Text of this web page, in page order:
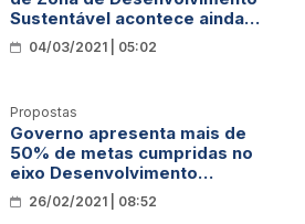
Sustentável acontece ainda
este ano em Rondônia
04/03/2021 | 05:02
Propostas
Governo apresenta mais de
50% de metas cumpridas no
eixo Desenvolvimento
Econômico do Plano Estratégico
de Rondônia
26/02/2021 | 08:52